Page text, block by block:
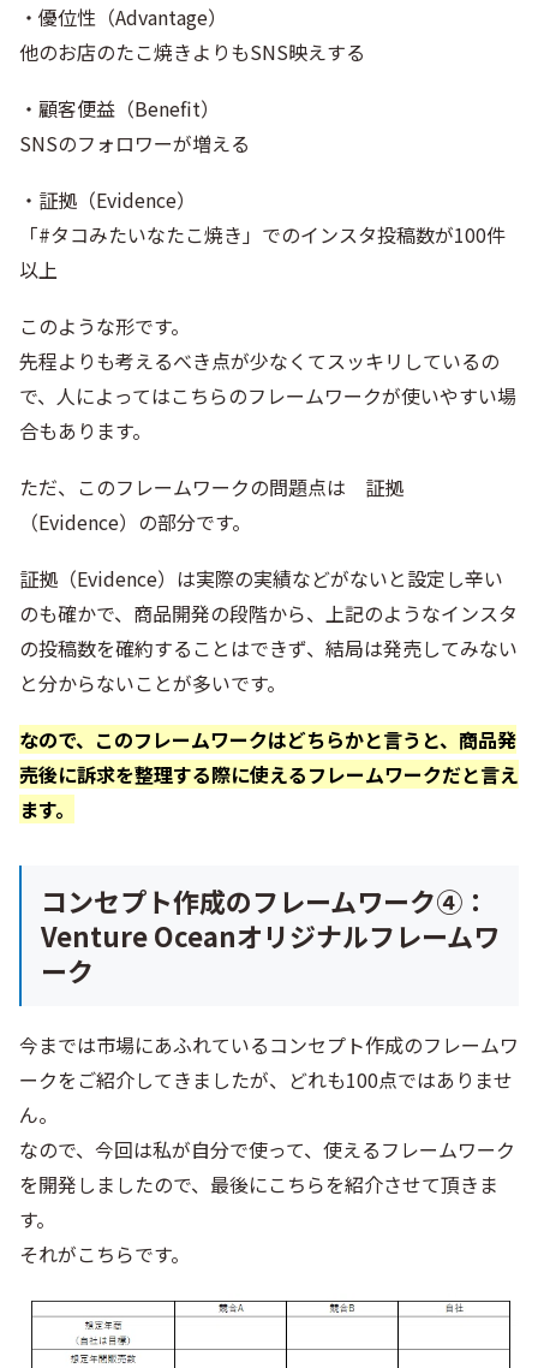
・優位性（Advantage）
他のお店のたこ焼きよりもSNS映えする
・顧客便益（Benefit）
SNSのフォロワーが増える
・証拠（Evidence）
「#タコみたいなたこ焼き」でのインスタ投稿数が100件
以上
このような形です。
先程よりも考えるべき点が少なくてスッキリしているの
で、人によってはこちらのフレームワークが使いやすい場
合もあります。
ただ、このフレームワークの問題点は 証拠
（Evidence）の部分です。
証拠（Evidence）は実際の実績などがないと設定し辛い
のも確かで、商品開発の段階から、上記のようなインスタ
の投稿数を確約することはできず、結局は発売してみない
と分からないことが多いです。
なので、このフレームワークはどちらかと言うと、商品発
売後に訴求を整理する際に使えるフレームワークだと言え
ます。
コンセプト作成のフレームワーク④：
Venture Oceanオリジナルフレームワ
ーク
今までは市場にあふれているコンセプト作成のフレームワ
ークをご紹介してきましたが、どれも100点ではありませ
ん。
なので、今回は私が自分で使って、使えるフレームワーク
を開発しましたので、最後にこちらを紹介させて頂きま
す。
それがこちらです。